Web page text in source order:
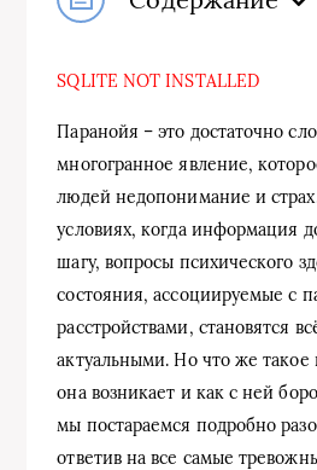
SQLITE NOT INSTALLED
Паранойя – это достаточно
многогранное явление,
людей недопонимание и
условиях, когда информация
шагу, вопросы психического
состояния, ассоциируемые с
расстройствами, становятся
актуальными. Но что же
она возникает и как с ней
мы постараемся подробно
ответив на все самые